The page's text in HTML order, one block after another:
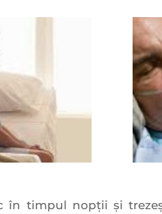
în timpul nopţii şi